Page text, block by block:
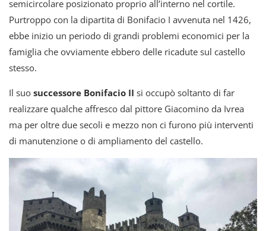
semicircolare posizionato proprio all’interno nel cortile.
Purtroppo con la dipartita di Bonifacio I avvenuta nel 1426,
ebbe inizio un periodo di grandi problemi economici per la
famiglia che ovviamente ebbero delle ricadute sul castello
stesso.
Il suo successore Bonifacio II si occupò soltanto di far
realizzare qualche affresco dal pittore Giacomino da Ivrea
ma per oltre due secoli e mezzo non ci furono più interventi
di manutenzione o di ampliamento del castello.